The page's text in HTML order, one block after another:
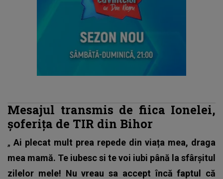
Mesajul transmis de fiica Ionelei,
şoferița de TIR din Bihor
„ Ai plecat mult prea repede din viața mea, draga
mea mamă. Te iubesc si te voi iubi până la sfârșitul
zilelor mele! Nu vreau sa accept încă faptul că